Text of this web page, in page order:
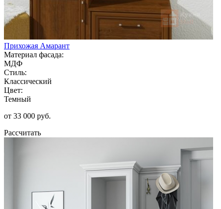
Прихожая Амарант
Материал фасада:
МДФ
Стиль:
Классический
Цвет:
Темный
от 33 000 руб.
Рассчитать